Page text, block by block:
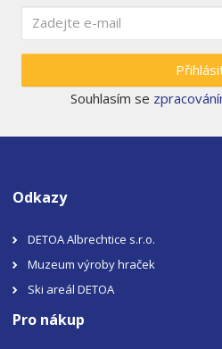
Souhlasím se
Odkazy
DETOA Albrechtice s.r.o.
Muzeum výroby hraček
Ski areál DETOA
Pro nákup